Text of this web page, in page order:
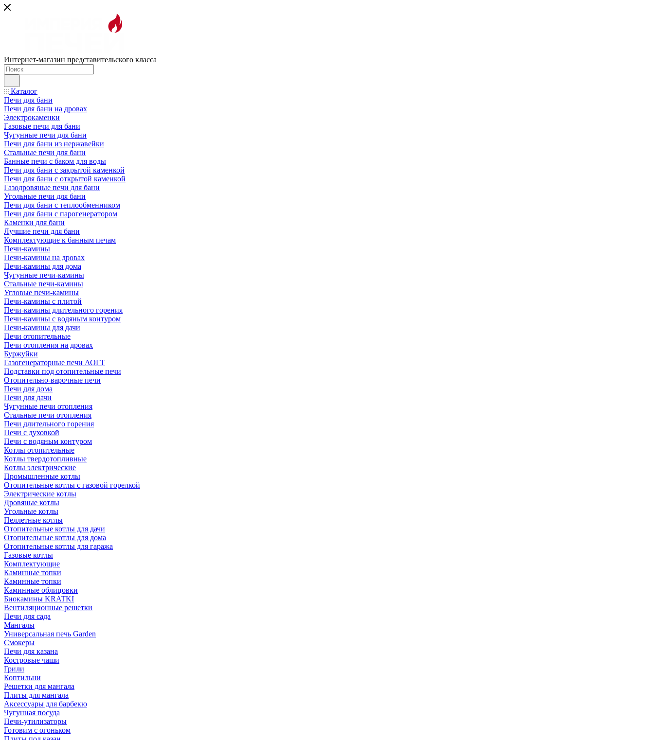
Интернет-магазин представительского класса
Каталог
Печи для бани
Печи для бани на дровах
Электрокаменки
Газовые печи для бани
Чугунные печи для бани
Печи для бани из нержавейки
Стальные печи для бани
Банные печи с баком для воды
Печи для бани с закрытой каменкой
Печи для бани с открытой каменкой
Газодровяные печи для бани
Угольные печи для бани
Печи для бани с теплообменником
Печи для бани с парогенератором
Каменки для бани
Лучшие печи для бани
Комплектующие к банным печам
Печи-камины
Печи-камины на дровах
Печи-камины для дома
Чугунные печи-камины
Стальные печи-камины
Угловые печи-камины
Печи-камины с плитой
Печи-камины длительного горения
Печи-камины с водяным контуром
Печи-камины для дачи
Печи отопительные
Печи отопления на дровах
Буржуйки
Газогенераторные печи АОГТ
Подставки под отопительные печи
Отопительно-варочные печи
Печи для дома
Печи для дачи
Чугунные печи отопления
Стальные печи отопления
Печи длительного горения
Печи с духовкой
Печи с водяным контуром
Котлы отопительные
Котлы твердотопливные
Котлы электрические
Промышленные котлы
Отопительные котлы с газовой горелкой
Электрические котлы
Дровяные котлы
Угольные котлы
Пеллетные котлы
Отопительные котлы для дачи
Отопительные котлы для дома
Отопительные котлы для гаража
Газовые котлы
Комплектующие
Каминные топки
Каминные топки
Каминные облицовки
Биокамины KRATKI
Вентиляционные решетки
Печи для сада
Мангалы
Универсальная печь Garden
Смокеры
Печи для казана
Костровые чаши
Грили
Коптильни
Решетки для мангала
Плиты для мангала
Аксессуары для барбекю
Чугунная посуда
Печи-утилизаторы
Готовим с огоньком